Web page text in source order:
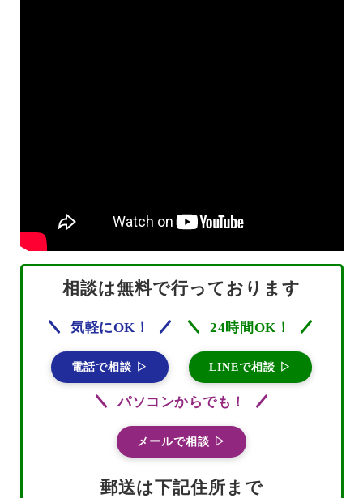
相談は無料で行っております
気軽にOK！
電話で相談 ▷
24時間OK！
LINEで相談 ▷
パソコンからでも！
メールで相談 ▷
郵送は下記住所まで